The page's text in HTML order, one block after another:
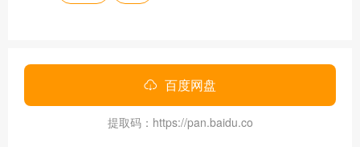
百度网盘
提取码：https://pan.baidu.co